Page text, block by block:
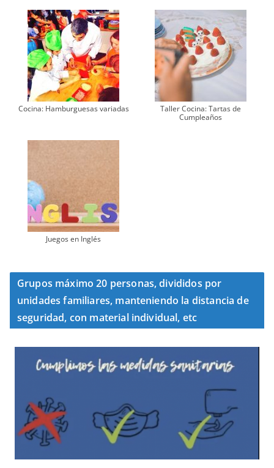
Cocina: Hamburguesas variadas
Taller Cocina: Tartas de
Cumpleaños
Juegos en Inglés
Grupos máximo 20 personas, divididos por
unidades familiares, manteniendo la distancia de
seguridad, con material individual, etc